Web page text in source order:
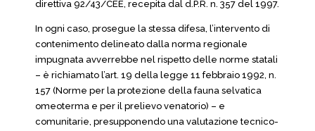
direttiva 92/43/CEE, recepita dal d.P.R. n. 357 del 1997.
In ogni caso, prosegue la stessa difesa, l’intervento di
contenimento delineato dalla norma regionale
impugnata avverrebbe nel rispetto delle norme statali
– è richiamato l’art. 19 della legge 11 febbraio 1992, n.
157 (Norme per la protezione della fauna selvatica
omeoterma e per il prelievo venatorio) – e
comunitarie, presupponendo una valutazione tecnico-